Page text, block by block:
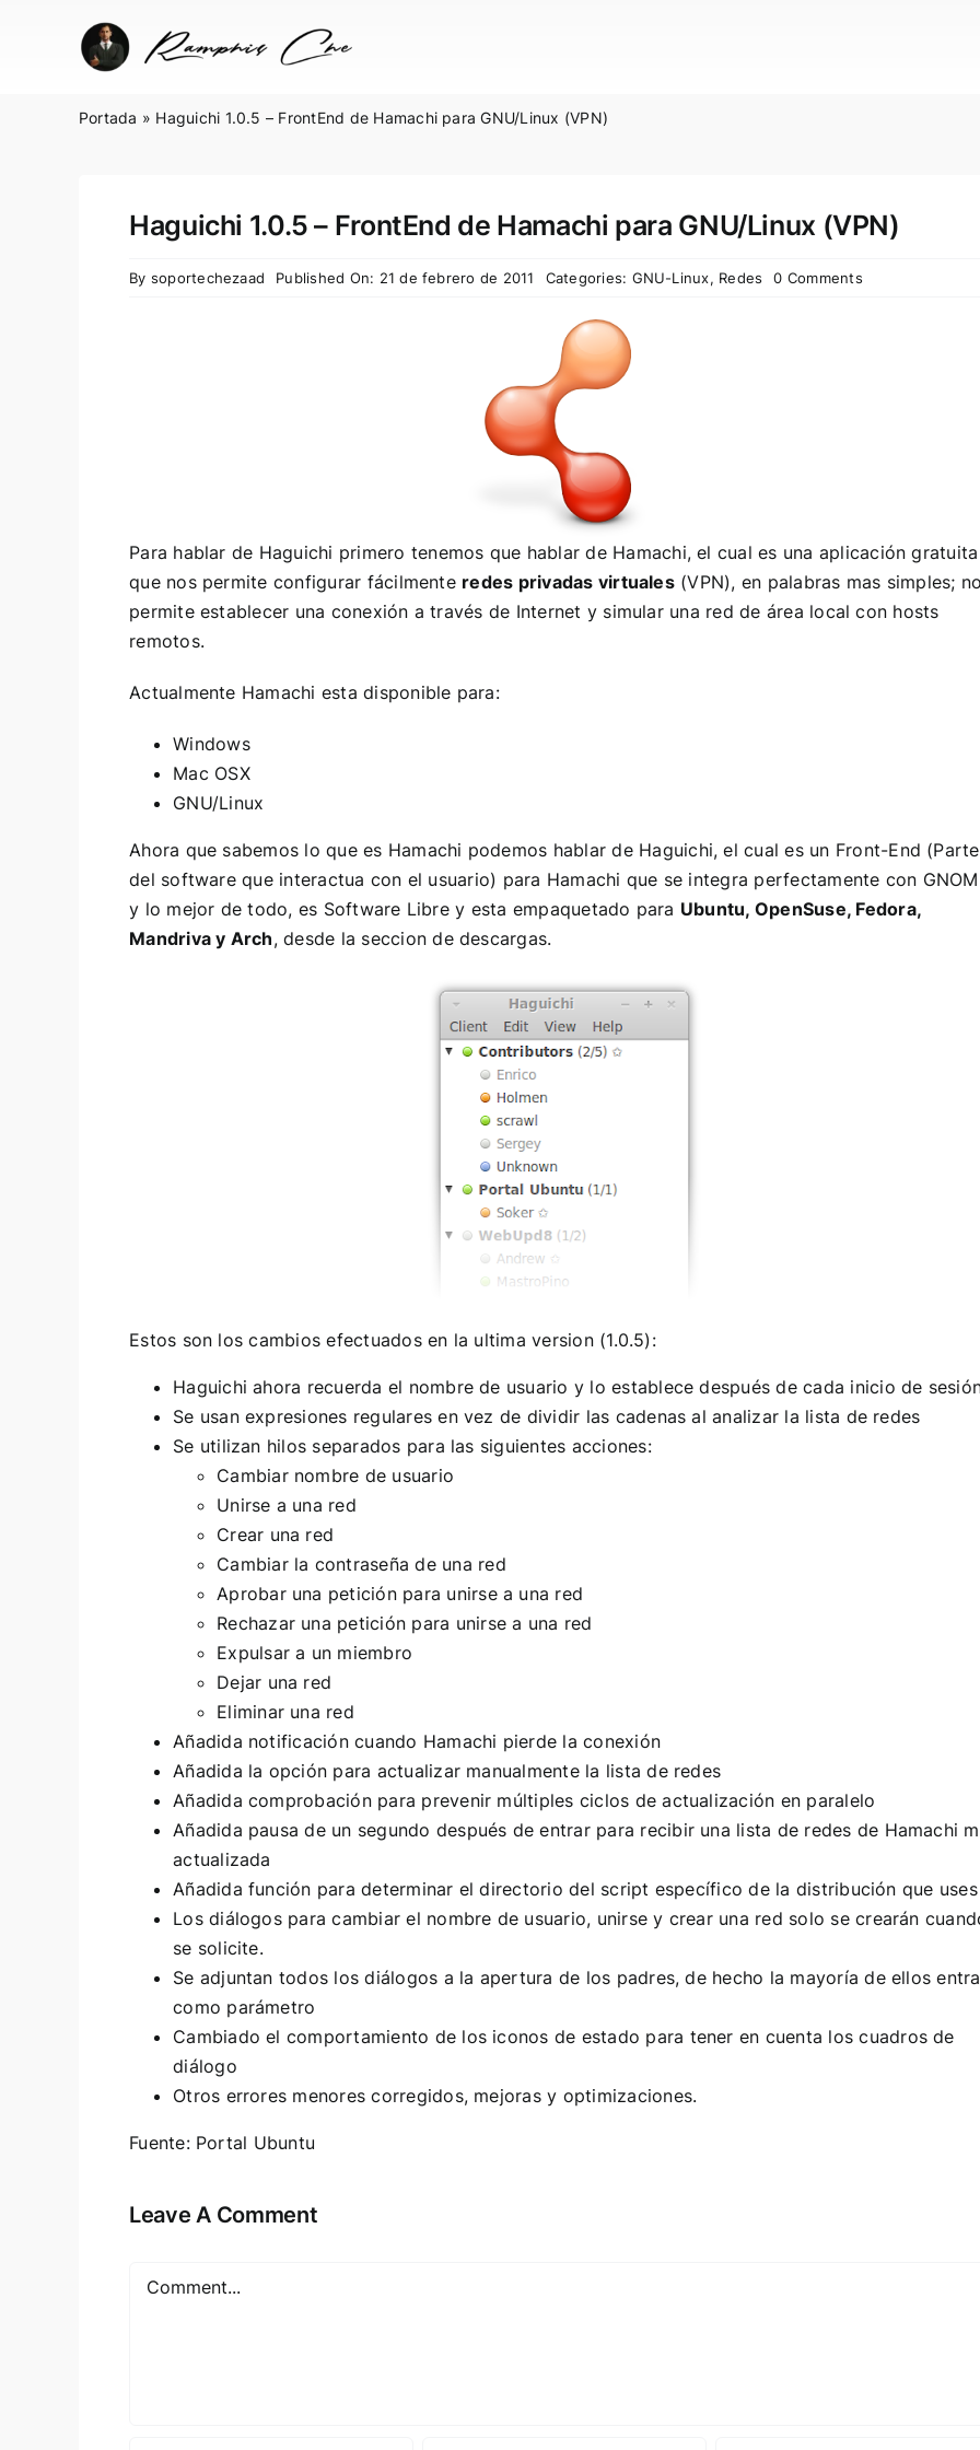
Portada » Haguichi 1.0.5 – FrontEnd de Hamachi para GNU/Linux (VPN)
Haguichi 1.0.5 – FrontEnd de Hamachi para GNU/Linux (VPN)
By soportechezaad Published On: 21 de febrero de 2011 Categories: GNU-Linux, Redes 0 Comments
Para hablar de Haguichi primero tenemos que hablar de Hamachi, el cual es una aplicación gratuita
que nos permite configurar fácilmente redes privadas virtuales(VPN), en palabras mas simples;
permite establecer una conexión a través de Internet y simular una red de área local con hosts
remotos.
Actualmente Hamachi esta disponible para:
Windows
Mac OSX
GNU/Linux
Ahora que sabemos lo que es Hamachi podemos hablar de Haguichi, el cual es un Front-End (Parte
del software que interactua con el usuario) para Hamachi que se integra perfectamente con
y lo mejor de todo, es Software Libre y esta empaquetado para Ubuntu, OpenSuse, Fedora,
Mandriva y Arch, desde la seccion de descargas.
Estos son los cambios efectuados en la ultima version (1.0.5):
Haguichi ahora recuerda el nombre de usuario y lo establece después de cada inicio de
Se usan expresiones regulares en vez de dividir las cadenas al analizar la lista de redes
Se utilizan hilos separados para las siguientes acciones:
Cambiar nombre de usuario
Unirse a una red
Crear una red
Cambiar la contraseña de una red
Aprobar una petición para unirse a una red
Rechazar una petición para unirse a una red
Expulsar a un miembro
Dejar una red
Eliminar una red
Añadida notificación cuando Hamachi pierde la conexión
Añadida la opción para actualizar manualmente la lista de redes
Añadida comprobación para prevenir múltiples ciclos de actualización en paralelo
Añadida pausa de un segundo después de entrar para recibir una lista de redes de Hamachi
actualizada
Añadida función para determinar el directorio del script específico de la distribución que uses
Los diálogos para cambiar el nombre de usuario, unirse y crear una red solo se crearán
se solicite.
Se adjuntan todos los diálogos a la apertura de los padres, de hecho la mayoría de ellos
como parámetro
Cambiado el comportamiento de los iconos de estado para tener en cuenta los cuadros de
diálogo
Otros errores menores corregidos, mejoras y optimizaciones.
Fuente: Portal Ubuntu
Leave A Comment